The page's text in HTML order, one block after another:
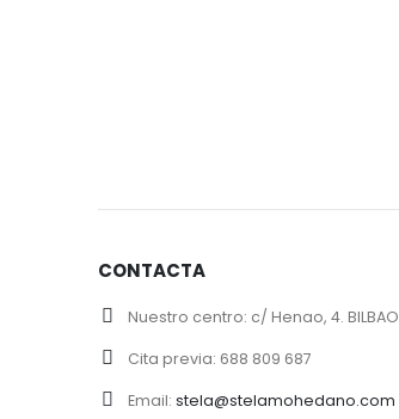
CONTACTA
Nuestro centro: c/ Henao, 4. BILBAO
Cita previa: 688 809 687
Email: stela@stelamohedano.com